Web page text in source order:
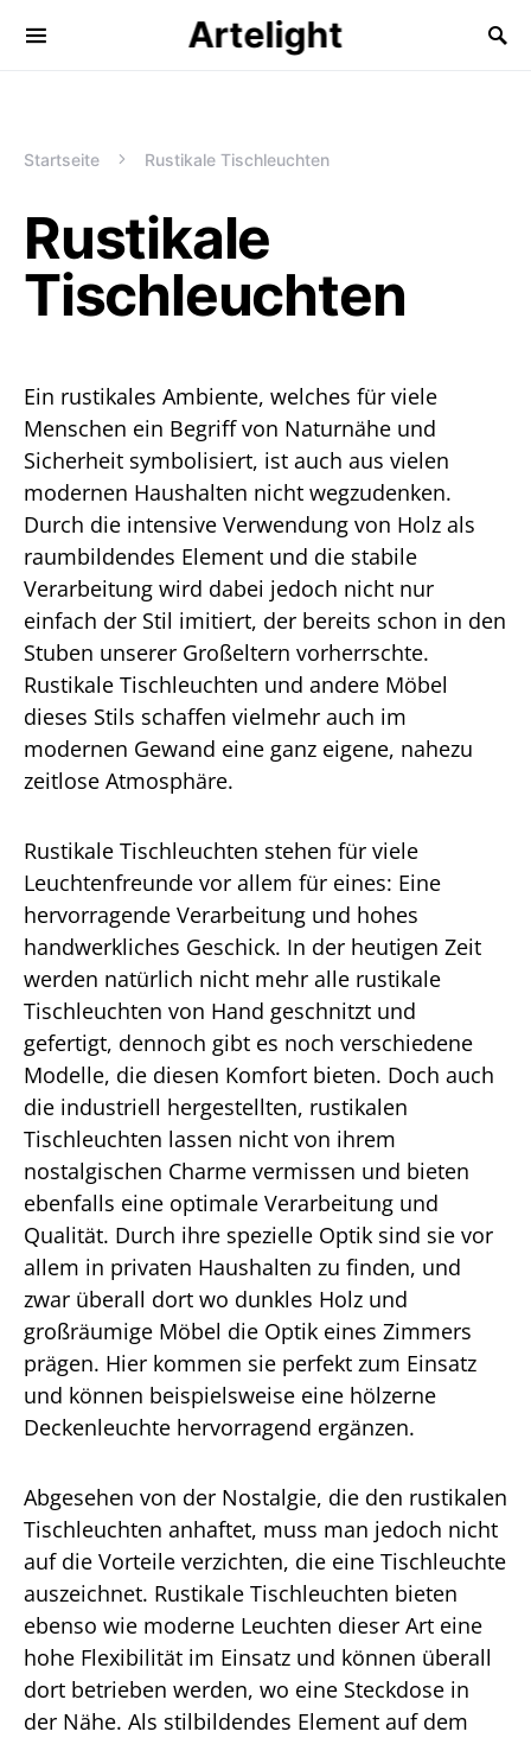
Artelight
Startseite Rustikale Tischleuchten
Rustikale
Tischleuchten
Ein rustikales Ambiente, welches für viele
Menschen ein Begriff von Naturnähe und
Sicherheit symbolisiert, ist auch aus vielen
modernen Haushalten nicht wegzudenken.
Durch die intensive Verwendung von Holz als
raumbildendes Element und die stabile
Verarbeitung wird dabei jedoch nicht nur
einfach der Stil imitiert, der bereits schon in den
Stuben unserer Großeltern vorherrschte.
Rustikale Tischleuchten und andere Möbel
dieses Stils schaffen vielmehr auch im
modernen Gewand eine ganz eigene, nahezu
zeitlose Atmosphäre.
Rustikale Tischleuchten stehen für viele
Leuchtenfreunde vor allem für eines: Eine
hervorragende Verarbeitung und hohes
handwerkliches Geschick. In der heutigen Zeit
werden natürlich nicht mehr alle rustikale
Tischleuchten von Hand geschnitzt und
gefertigt, dennoch gibt es noch verschiedene
Modelle, die diesen Komfort bieten. Doch auch
die industriell hergestellten, rustikalen
Tischleuchten lassen nicht von ihrem
nostalgischen Charme vermissen und bieten
ebenfalls eine optimale Verarbeitung und
Qualität. Durch ihre spezielle Optik sind sie vor
allem in privaten Haushalten zu finden, und
zwar überall dort wo dunkles Holz und
großräumige Möbel die Optik eines Zimmers
prägen. Hier kommen sie perfekt zum Einsatz
und können beispielsweise eine hölzerne
Deckenleuchte hervorragend ergänzen.
Abgesehen von der Nostalgie, die den rustikalen
Tischleuchten anhaftet, muss man jedoch nicht
auf die Vorteile verzichten, die eine Tischleuchte
auszeichnet. Rustikale Tischleuchten bieten
ebenso wie moderne Leuchten dieser Art eine
hohe Flexibilität im Einsatz und können überall
dort betrieben werden, wo eine Steckdose in
der Nähe. Als stilbildendes Element auf dem